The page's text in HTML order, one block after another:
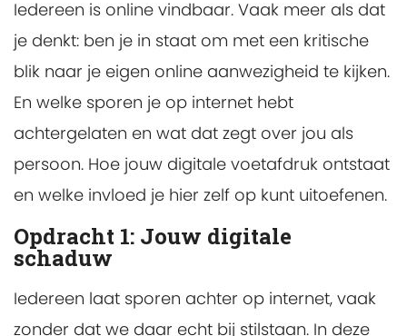
Iedereen is online vindbaar. Vaak meer als dat
je denkt: ben je in staat om met een kritische
blik naar je eigen online aanwezigheid te kijken.
En welke sporen je op internet hebt
achtergelaten en wat dat zegt over jou als
persoon. Hoe jouw digitale voetafdruk ontstaat
en welke invloed je hier zelf op kunt uitoefenen.
Opdracht 1: Jouw digitale
schaduw
Iedereen laat sporen achter op internet, vaak
zonder dat we daar echt bij stilstaan. In deze